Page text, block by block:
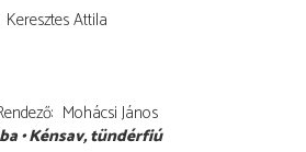
Keresztes Attila
Mohácsi János
Kénsav tündérfiú